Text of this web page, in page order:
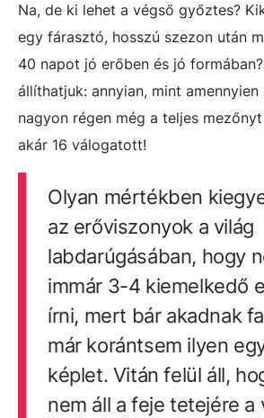
Na, de ki lehet a végső győztes?
egy fárasztó, hosszú szezon után
40 napot jó erőben és jó
állíthatjuk: annyian, mint amennyien
nagyon régen még a teljes
akár 16 válogatott!
Olyan mértékben
az erőviszonyok a világ
labdarúgásában, hogy
immár 3-4 kiemelkedő
írni, mert bár akadnak
már korántsem ilyen
képlet. Vitán felül áll,
nem áll a feje tetejére a